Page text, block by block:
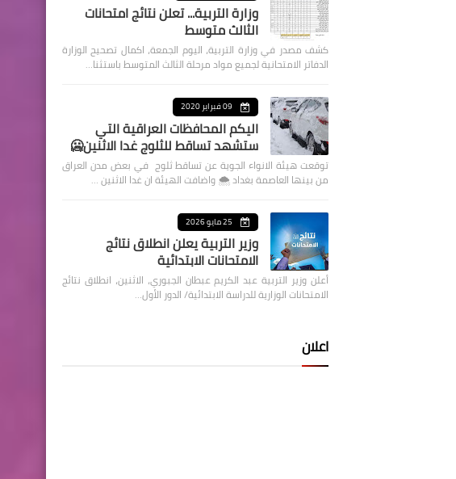
وزارة التربية... تعلن نتائج امتحانات
الثالث متوسط
كشف مصدر في وزارة التربية، اليوم الجمعة، اكمال تصحيح الوزارة
الدفاتر الامتحانية لجميع مواد مرحلة الثالث المتوسط باستثنا…
09 فبراير 2020
اليكم المحافظات العراقية التي
ستشهد تساقط للثلوج غدا الاثنين🥶
توقعت هيئة الانواء الجوية عن تساقط ثلوج في بعض مدن العراق
من بينها العاصمة بغداد ⁦🌨️⁩ واضافت الهيئة ان غدا الاثنين …
25 مايو 2026
وزير التربية يعلن انطلاق نتائج
الامتحانات الابتدائية
أعلن وزير التربية عبد الكريم عبطان الجبوري، الاثنين، انطلاق نتائج
الامتحانات الوزارية للدراسة الابتدائية/ الدور الأول…
اعلان